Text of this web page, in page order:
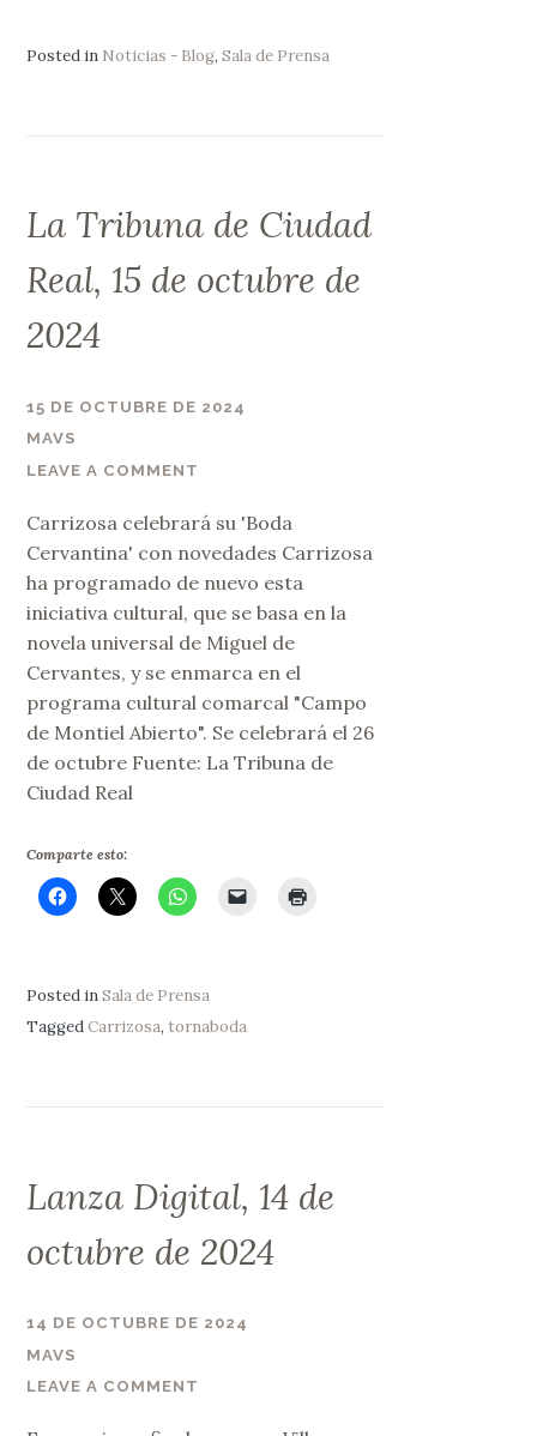
Posted in Noticias - Blog,Sala de Prensa
La Tribuna de Ciudad
Real, 15 de octubre de
2024
15 DE OCTUBRE DE 2024
MAVS
LEAVE A COMMENT
Carrizosa celebrará su 'Boda
Cervantina' con novedades Carrizosa
ha programado de nuevo esta
iniciativa cultural, que se basa en la
novela universal de Miguel de
Cervantes, y se enmarca en el
programa cultural comarcal "Campo
de Montiel Abierto". Se celebrará el 26
de octubre Fuente: La Tribuna de
Ciudad Real
Comparte esto:
Posted inSala de Prensa
TaggedCarrizosa, tornaboda
Lanza Digital, 14 de
octubre de 2024
14 DE OCTUBRE DE 2024
MAVS
LEAVE A COMMENT